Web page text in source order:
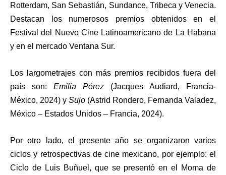
Rotterdam, San Sebastián, Sundance, Tribeca y Venecia.
Destacan los numerosos premios obtenidos en el
Festival del Nuevo Cine Latinoamericano de La Habana
y en el mercado Ventana Sur.
Los largometrajes con más premios recibidos fuera del
país son: Emilia Pérez (Jacques Audiard, Francia-
México, 2024) y Sujo (Astrid Rondero, Fernanda Valadez,
México – Estados Unidos – Francia, 2024).
Por otro lado, el presente año se organizaron varios
ciclos y retrospectivas de cine mexicano, por ejemplo: el
Ciclo de Luis Buñuel, que se presentó en el Moma de